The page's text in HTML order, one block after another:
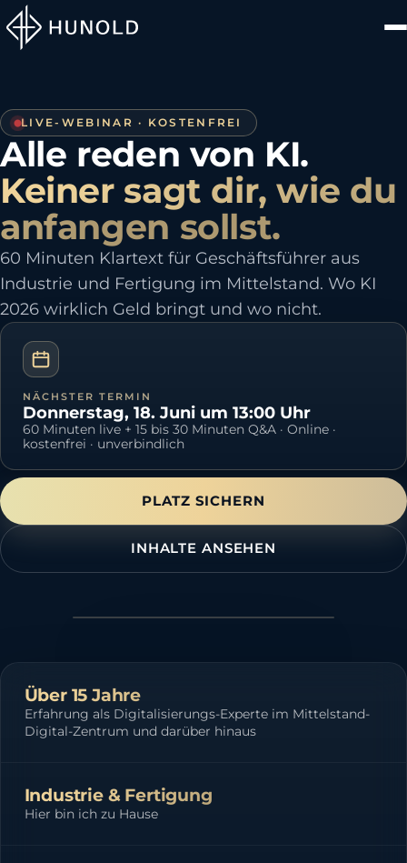
LIVE-WEBINAR · KOSTENFREI
Alle reden von KI.
Keiner sagt dir, wie du
anfangen sollst.
60 Minuten Klartext für Geschäftsführer aus
Industrie und Fertigung im Mittelstand. Wo KI
2026 wirklich Geld bringt und wo nicht.
NÄCHSTER TERMIN
Donnerstag, 18. Juni um 13:00 Uhr
60 Minuten live + 15 bis 30 Minuten Q&A · Online ·
kostenfrei · unverbindlich
PLATZ SICHERN
INHALTE ANSEHEN
Über 15 Jahre
Erfahrung als Digitalisierungs-Experte im Mittelstand-
Digital-Zentrum und darüber hinaus
Industrie & Fertigung
Hier bin ich zu Hause